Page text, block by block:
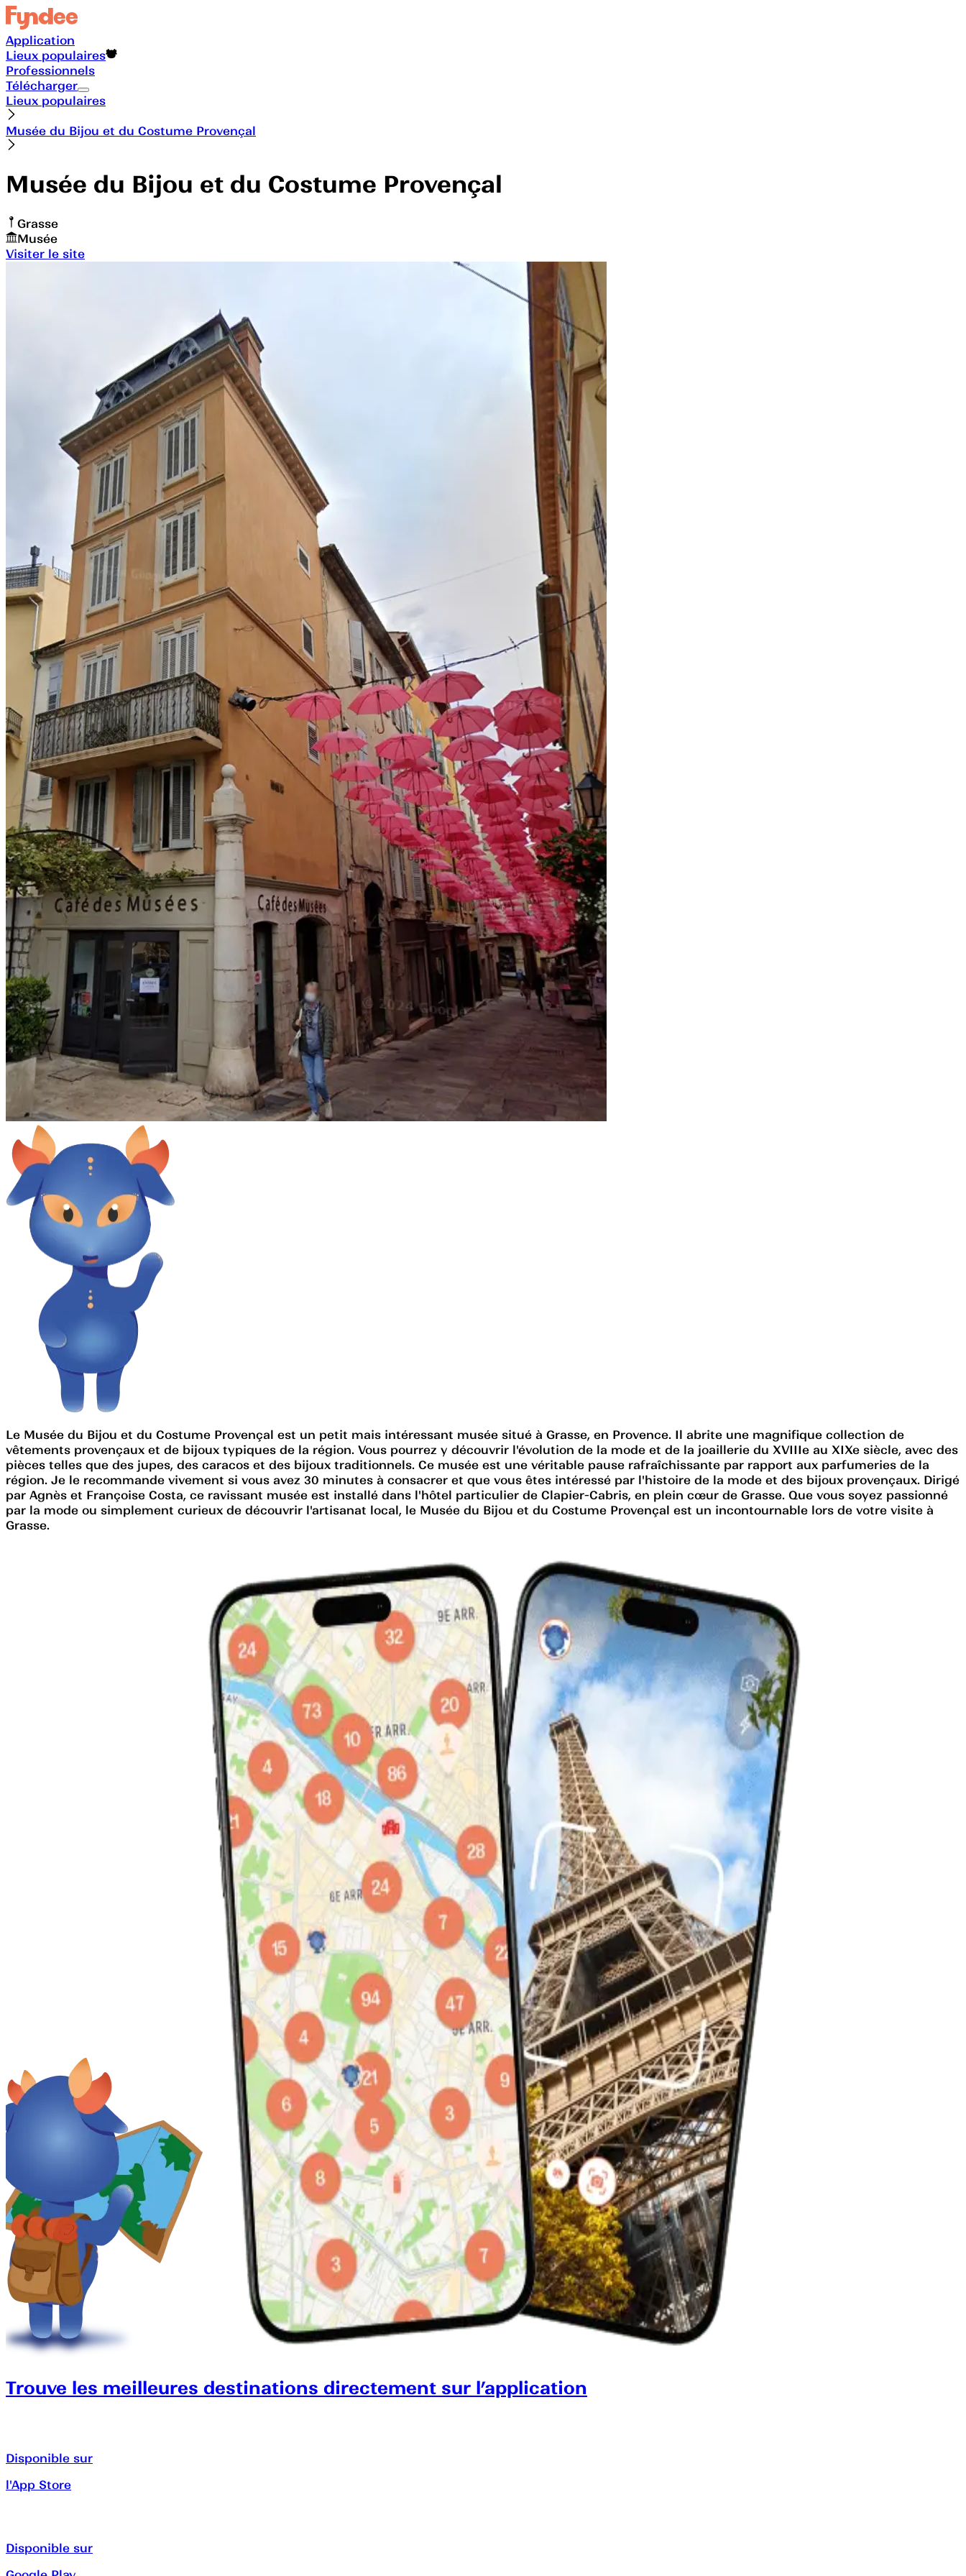
Application
Lieux populaires
Professionnels
Télécharger
Lieux populaires
Musée du Bijou et du Costume Provençal
Musée du Bijou et du Costume Provençal
Grasse
Musée
Visiter le site
Le Musée du Bijou et du Costume Provençal est un petit mais intéressant musée situé à Grasse, en Provence. Il abrite une magnifique collection de
vêtements provençaux et de bijoux typiques de la région. Vous pourrez y découvrir l'évolution de la mode et de la joaillerie du XVIIIe au XIXe siècle, avec des
pièces telles que des jupes, des caracos et des bijoux traditionnels. Ce musée est une véritable pause rafraîchissante par rapport aux parfumeries de la
région. Je le recommande vivement si vous avez 30 minutes à consacrer et que vous êtes intéressé par l'histoire de la mode et des bijoux provençaux. Dirigé
par Agnès et Françoise Costa, ce ravissant musée est installé dans l'hôtel particulier de Clapier-Cabris, en plein cœur de Grasse. Que vous soyez passionné
par la mode ou simplement curieux de découvrir l'artisanat local, le Musée du Bijou et du Costume Provençal est un incontournable lors de votre visite à
Grasse.
Trouve les meilleures destinations directement sur l’application
Disponible sur
l'App Store
Disponible sur